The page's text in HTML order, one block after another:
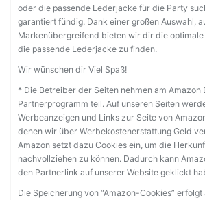
oder die passende Lederjacke für die Party
garantiert fündig. Dank einer großen Auswahl,
Markenübergreifend bieten wir dir die optimale
die passende Lederjacke zu finden.
Wir wünschen dir Viel Spaß!
* Die Betreiber der Seiten nehmen am Amazon
Partnerprogramm teil. Auf unseren Seiten
Werbeanzeigen und Links zur Seite von
denen wir über Werbekostenerstattung Geld
Amazon setzt dazu Cookies ein, um die
nachvollziehen zu können. Dadurch kann
den Partnerlink auf unserer Website geklickt
Die Speicherung von “Amazon-Cookies”